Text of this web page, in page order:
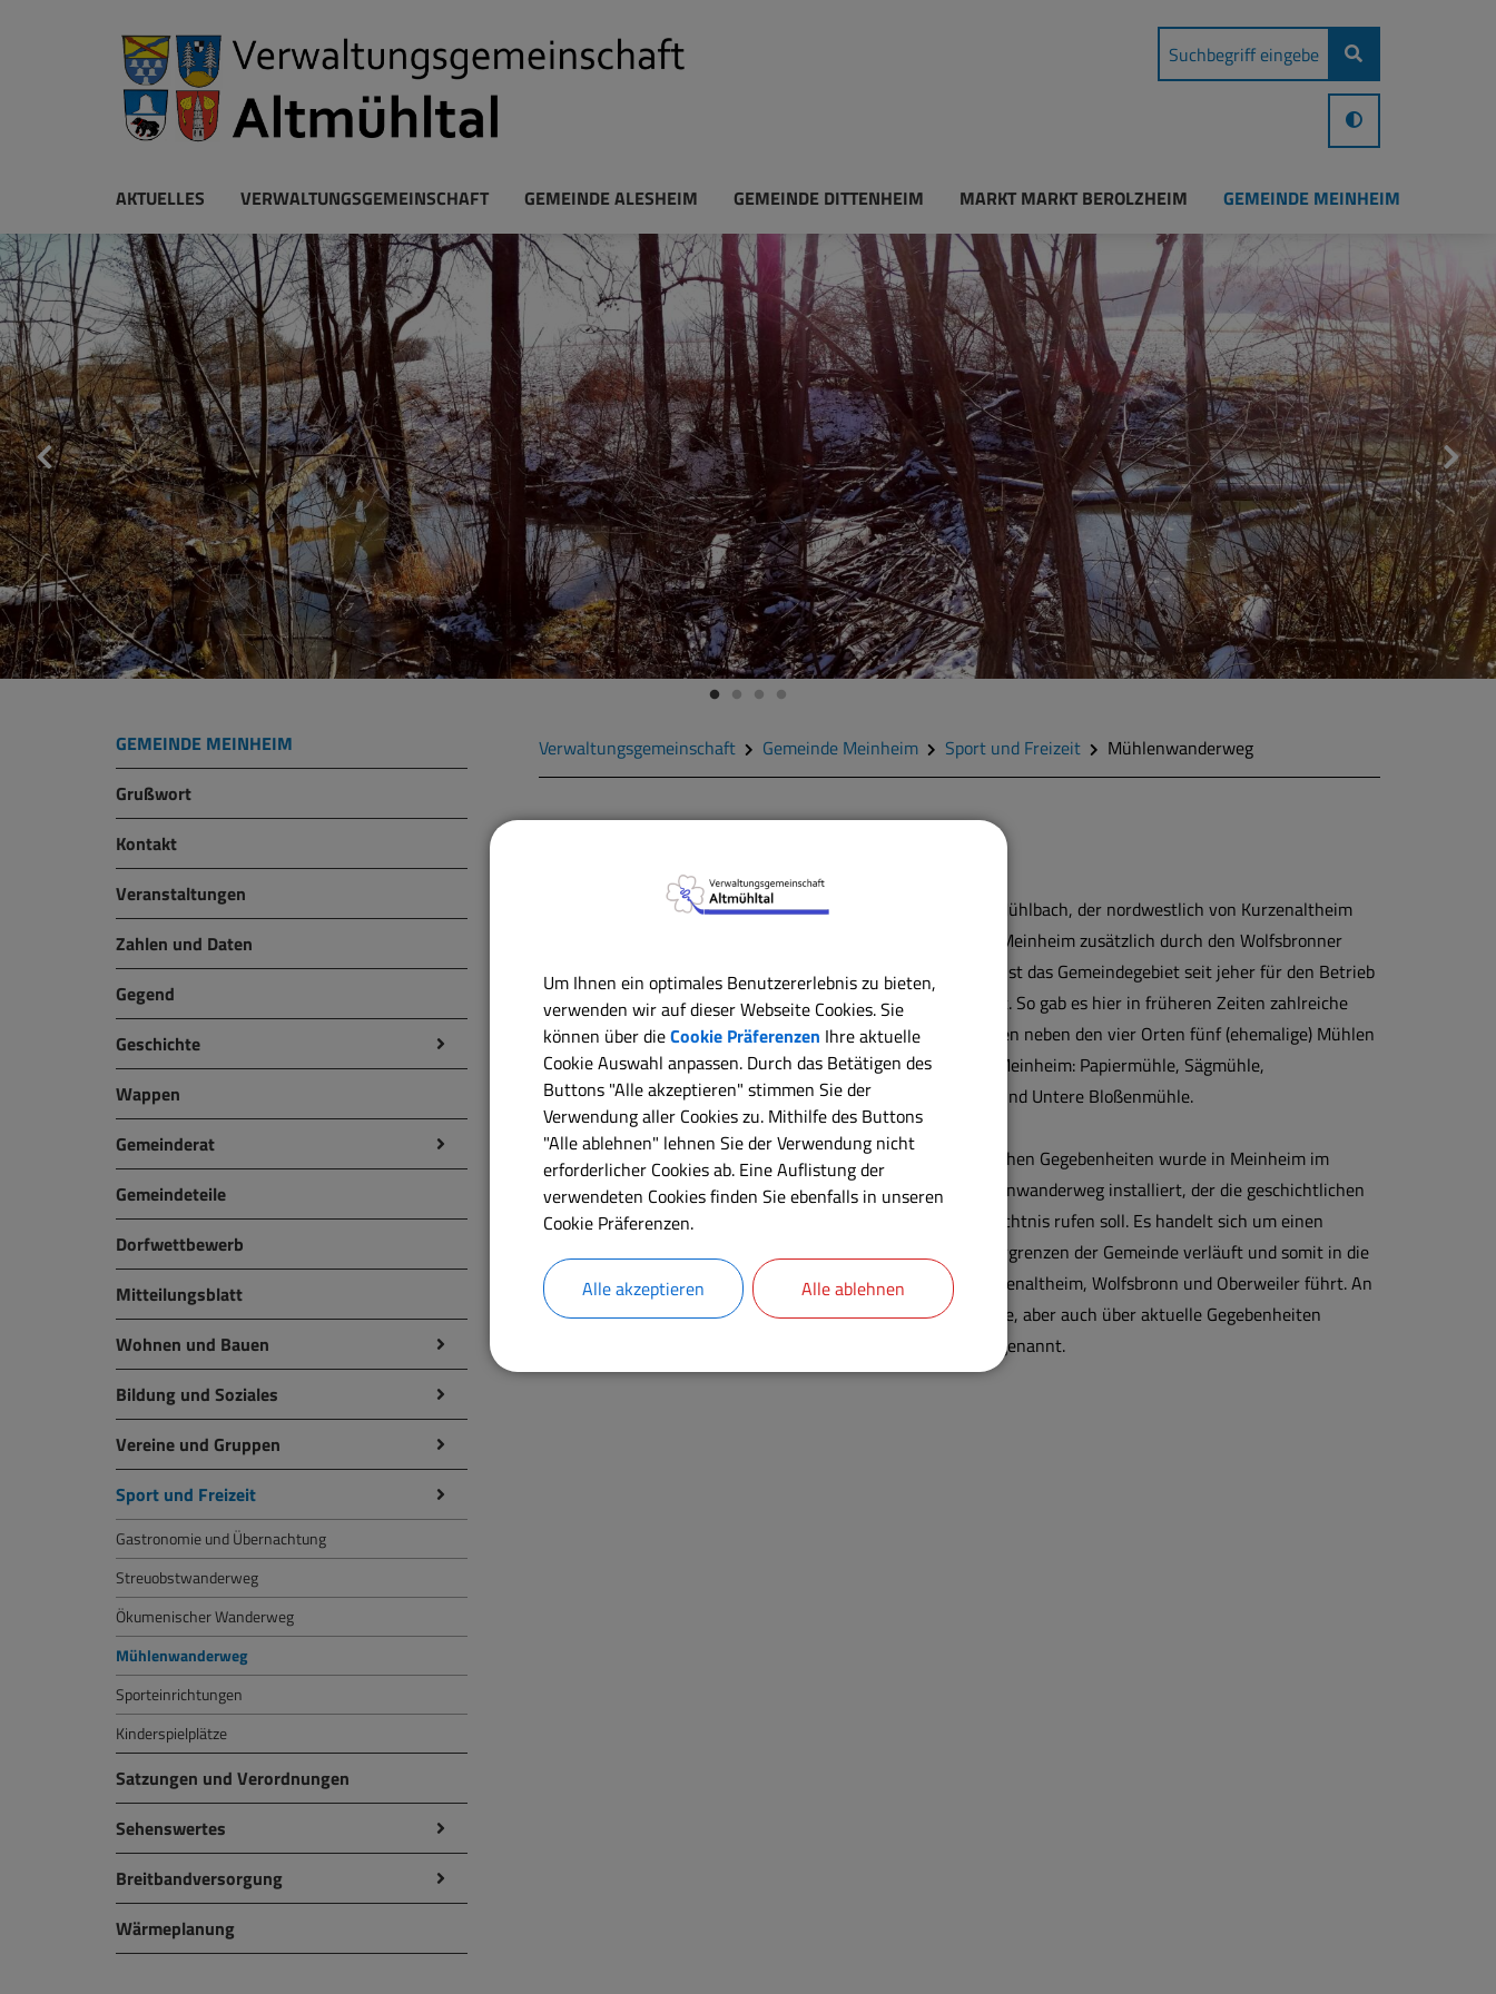
AKTUELLES VERWALTUNGSGEMEINSCHAFT GEMEINDE ALESHEIM GEMEINDE DITTENHEIM MARKT MARKT BEROLZHEIM GEMEINDE MEINHEIM
GEMEINDE MEINHEIM
Grußwort
Kontakt
Veranstaltungen
Zahlen und Daten
Gegend
Geschichte
Wappen
Gemeinderat
Gemeindeteile
Dorfwettbewerb
Mitteilungsblatt
Wohnen und Bauen
Bildung und Soziales
Vereine und Gruppen
Sport und Freizeit
Gastronomie und Übernachtung
Streuobstwanderweg
Ökumenischer Wanderweg
Mühlenwanderweg
Sporteinrichtungen
Kinderspielplätze
Satzungen und Verordnungen
Sehenswertes
Breitbandversorgung
Wärmeplanung
Verwaltungsgemeinschaft Gemeinde Meinheim Sport und Freizeit Mühlenwanderweg
Mühlenwanderweg
Durch den Meinheimer Mühlbach, der nordwestlich von Kurzenaltheim
entspringt und kurz vor Meinheim zusätzlich durch den Wolfsbronner
Mühlbach gespeist wird, ist das Gemeindegebiet seit jeher für den Betrieb
von Mühlen prädestiniert. So gab es hier in früheren Zeiten zahlreiche
Mühlen. Noch heute bilden neben den vier Orten fünf (ehemalige) Mühlen
Ortsteile der Gemeinde Meinheim: Papiermühle, Sägmühle,
Baierleinsmühle, Obere und Untere Bloßenmühle.
Auf Basis dieser historischen Gegebenheiten wurde in Meinheim im
Frühjahr 2016 ein Mühlenwanderweg installiert, der die geschichtlichen
Punkte der Flur ins Gedächtnis rufen soll. Es handelt sich um einen
Rundkurs, der in den Flurgrenzen der Gemeinde verläuft und somit in die
Ortsteile Meinheim, Kurzenaltheim, Wolfsbronn und Oberweiler führt. An
den betreffenden Stellen wird jeweils über historische Aspekte, aber auch über aktuelle Gegebenheiten
informiert. Nicht zuletzt werden auch Einkehrmöglichkeiten genannt.
Um Ihnen ein optimales Benutzererlebnis zu bieten,
verwenden wir auf dieser Webseite Cookies. Sie
können über dieCookie Präferenzen Ihre aktuelle
Cookie Auswahl anpassen. Durch das Betätigen des
Buttons "Alle akzeptieren" stimmen Sie der
Verwendung aller Cookies zu. Mithilfe des Buttons
"Alle ablehnen" lehnen Sie der Verwendung nicht
erforderlicher Cookies ab. Eine Auflistung der
verwendeten Cookies finden Sie ebenfalls in unseren
Cookie Präferenzen.
Alle akzeptieren Alle ablehnen